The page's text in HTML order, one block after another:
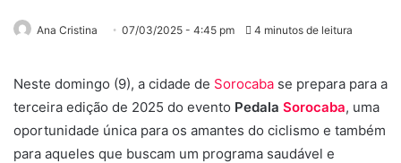
Ana Cristina 07/03/2025 - 4:45 pm 4 minutos de leitura
Neste domingo (9), a cidade de Sorocaba se prepara para a
terceira edição de 2025 do evento Pedala Sorocaba, uma
oportunidade única para os amantes do ciclismo e também
para aqueles que buscam um programa saudável e